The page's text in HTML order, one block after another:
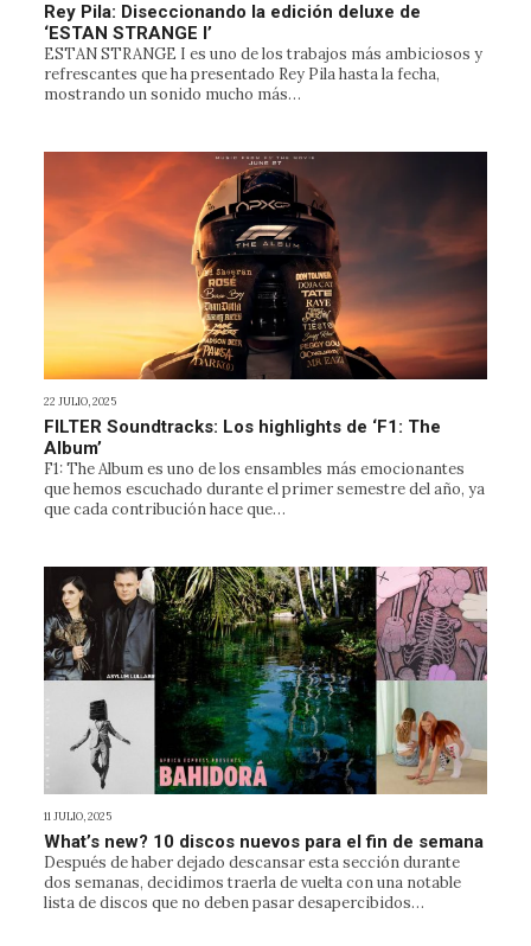
Rey Pila: Diseccionando la edición deluxe de
‘ESTAN STRANGE I’
ESTAN STRANGE I es uno de los trabajos más ambiciosos y
refrescantes que ha presentado Rey Pila hasta la fecha,
mostrando un sonido mucho más…
22 JULIO, 2025
FILTER Soundtracks: Los highlights de ‘F1: The
Album’
F1: The Album es uno de los ensambles más emocionantes
que hemos escuchado durante el primer semestre del año, ya
que cada contribución hace que…
11 JULIO, 2025
What’s new? 10 discos nuevos para el fin de semana
Después de haber dejado descansar esta sección durante
dos semanas, decidimos traerla de vuelta con una notable
lista de discos que no deben pasar desapercibidos…